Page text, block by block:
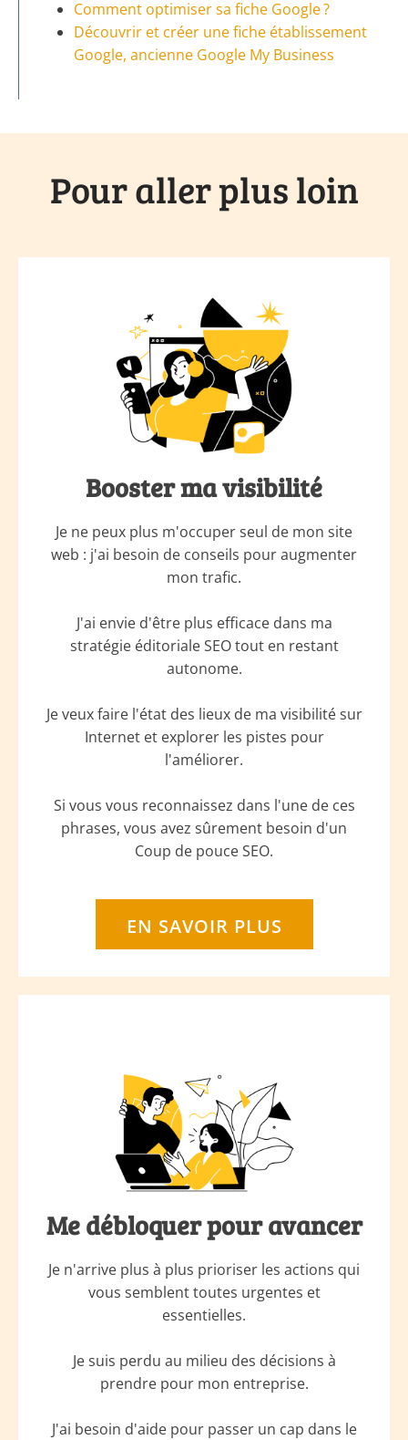
Comment optimiser sa fiche Google ?
Découvrir et créer une fiche établissement
Google, ancienne Google My Business
Pour aller plus loin
Booster ma visibilité
Je ne peux plus m'occuper seul de mon site
web : j'ai besoin de conseils pour augmenter
mon trafic.
J'ai envie d'être plus efficace dans ma
stratégie éditoriale SEO tout en restant
autonome.
Je veux faire l'état des lieux de ma visibilité sur
Internet et explorer les pistes pour
l'améliorer.
Si vous vous reconnaissez dans l'une de ces
phrases, vous avez sûrement besoin d'un
Coup de pouce SEO.
EN SAVOIR PLUS
Me débloquer pour avancer
Je n'arrive plus à plus prioriser les actions qui
vous semblent toutes urgentes et
essentielles.
Je suis perdu au milieu des décisions à
prendre pour mon entreprise.
J'ai besoin d'aide pour passer un cap dans le